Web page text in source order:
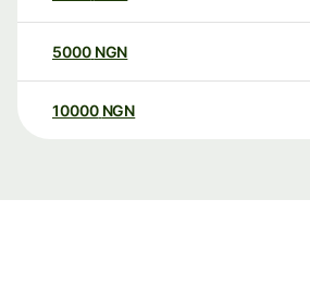
5000 NGN
10000 NGN